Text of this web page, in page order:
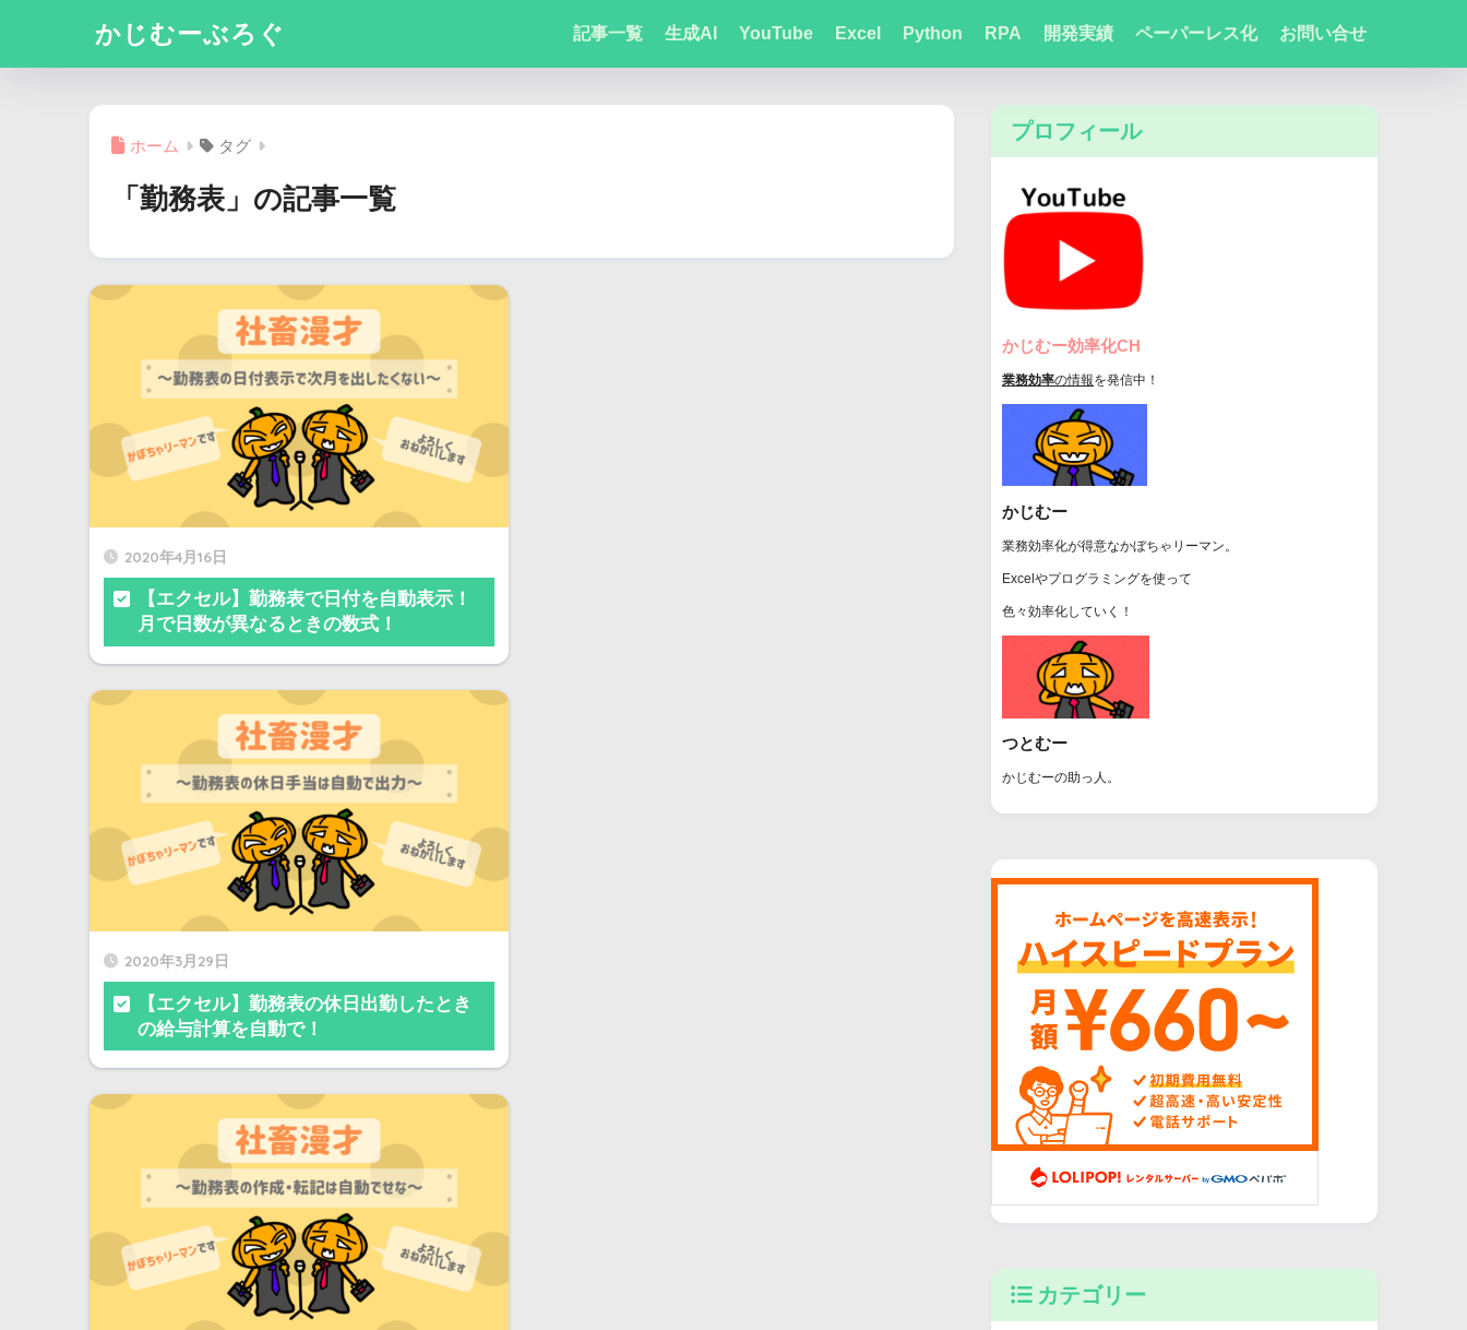
かじむーぶろぐ 記事一覧 生成AI YouTube Excel Python RPA 開発実績 ペーパーレス化 お問い合せ
ホーム タグ
「勤務表」の記事一覧
2020年4月16日
【エクセル】勤務表で日付を自動表示！
月で日数が異なるときの数式！
2020年3月29日
【エクセル】勤務表の休日出勤したとき
の給与計算を自動で！
プロフィール
かじむー効率化CH
業務効率の情報を発信中！
かじむー
業務効率化が得意なかぼちゃリーマン。
Excelやプログラミングを使って
色々効率化していく！
つとむー
かじむーの助っ人。
カテゴリー